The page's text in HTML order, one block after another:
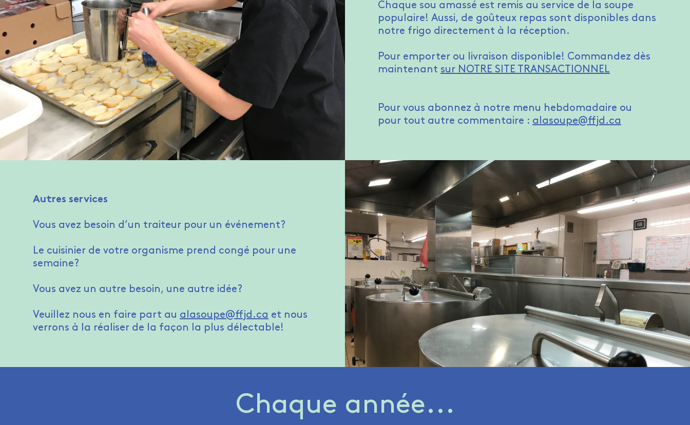
Chaque sou amassé est remis au service de la soupe
populaire! Aussi, de goûteux repas sont disponibles dans
notre frigo directement à la réception.
Pour emporter ou livraison disponible! Commandez dès
maintenant sur NOTRE SITE TRANSACTIONNEL
Pour vous abonnez à notre menu hebdomadaire ou
pour tout autre commentaire : alasoupe@ffjd.ca
Autres services
Vous avez besoin d’un traiteur pour un événement?
Le cuisinier de votre organisme prend congé pour une
semaine?
Vous avez un autre besoin, une autre idée?
Veuillez nous en faire part au alasoupe@ffjd.ca et nous
verrons à la réaliser de la façon la plus délectable!
Chaque année...